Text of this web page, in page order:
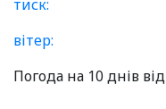
тиск:
вітер:
Погода на 10 днів від